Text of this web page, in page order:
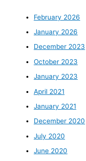
February 2026
January 2026
December 2023
October 2023
January 2023
April 2021
January 2021
December 2020
July 2020
June 2020